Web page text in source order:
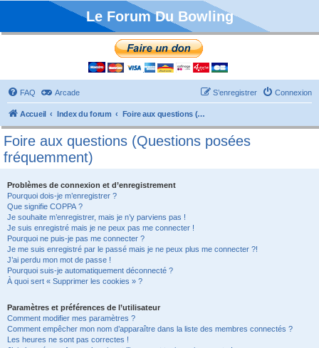
Le Forum Du Bowling
FAQ Arcade Connexion
S’enregistrer
Accueil Index du forum Foire aux questions (Questions posées fréquemment)
Foire aux questions (Questions posées
fréquemment)
Problèmes de connexion et d’enregistrement
Pourquoi dois-je m’enregistrer ?
Que signifie COPPA ?
Je souhaite m’enregistrer, mais je n’y parviens pas !
Je suis enregistré mais je ne peux pas me connecter !
Pourquoi ne puis-je pas me connecter ?
Je me suis enregistré par le passé mais je ne peux plus me connecter ?!
J’ai perdu mon mot de passe !
Pourquoi suis-je automatiquement déconnecté ?
À quoi sert « Supprimer les cookies » ?
Paramètres et préférences de l’utilisateur
Comment modifier mes paramètres ?
Comment empêcher mon nom d’apparaître dans la liste des membres connectés ?
Les heures ne sont pas correctes !